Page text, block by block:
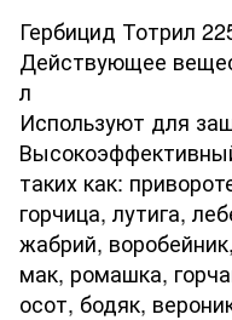
Гербицид Тотрил
Действующее
л
Используют для
таких как:
горчица, лутига,
жабрий,
мак, ромашка,
осот, бодяк,